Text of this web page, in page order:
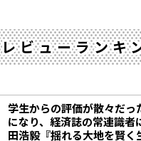
レビューランキ
学生からの評価が散々だっ
になり、経済誌の常連識者
田浩毅『揺れる大地を賢く